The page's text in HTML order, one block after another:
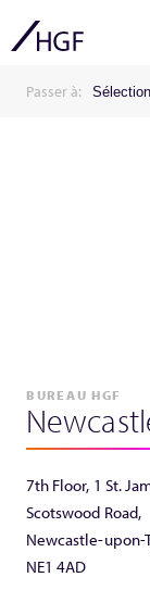
Passer à:
BUREAU HGF
7th Floor, 1 St.
Scotswood Road,
Newcastle-upon-
NE1 4AD